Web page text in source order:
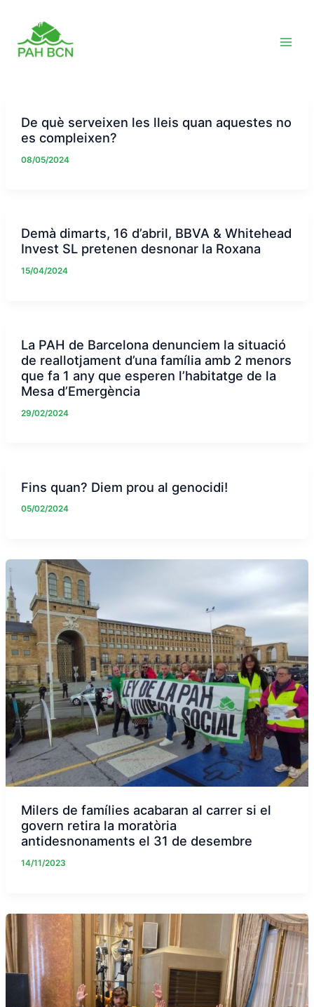
contingut
De què serveixen les lleis quan aquestes no
es compleixen?
08/05/2024
Demà dimarts, 16 d’abril, BBVA & Whitehead
Invest SL pretenen desnonar la Roxana
15/04/2024
La PAH de Barcelona denunciem la situació
de reallotjament d’una família amb 2 menors
que fa 1 any que esperen l’habitatge de la
Mesa d’Emergència
29/02/2024
Fins quan? Diem prou al genocidi!
05/02/2024
Milers de famílies acabaran al carrer si el
govern retira la moratòria
antidesnonaments el 31 de desembre
14/11/2023